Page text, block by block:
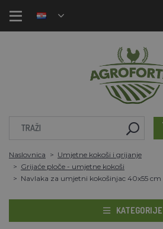
Naslovnica
Umjetne kokoši i grijanje
Grijaće ploče - umjetne kokoši
Navlaka za umjetni kokošinjac 40x55 cm
KATEGORIJE